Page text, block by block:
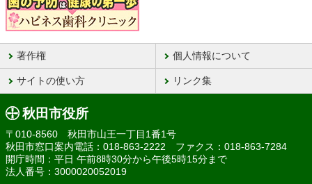
著作権 個人情報について
サイトの使い方 リンク集
秋田市役所
〒010-8560 秋田市山王一丁目1番1号
秋田市窓口案内電話：018-863-2222 ファクス：018-863-7284
開庁時間：平日 午前8時30分から午後5時15分まで
法人番号：3000020052019